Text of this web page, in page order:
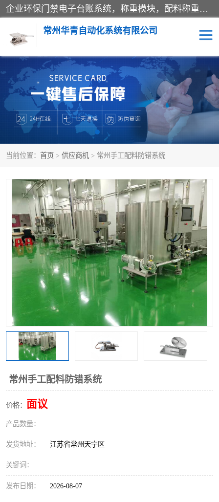
企业环保门禁电子台账系统，称重模块，配料称重系统,称重模块厂家,地磅称重系统,检重秤厂家 常州华青自动化主营：称重模块、无人值守称重系统、配料称重系统、地磅称重系统、检重秤、托利多称重模块等产品。各种称重软件，移动源环保门禁电子台账系统软件。 常州华青自动化系统有限公司7*24的电话支持服务、项目现场开发服务、新功能定制研发服务，产品培训、远程维护，现场安装调试工程等。
常州华青自动化系统有限公司
当前位置： 首页 > 供应商机 > 常州手工配料防错系统
常州手工配料防错系统
价格： 面议
产品数量：
发货地址： 江苏省常州天宁区
关键词：
发布日期： 2026-08-07
称重模块 称重仪表
手工配料系统 屠宰管理软件
自动化配料系统 称重贴标机
屠宰轨道秤 检重秤
移动源环保门禁电子台账
系统